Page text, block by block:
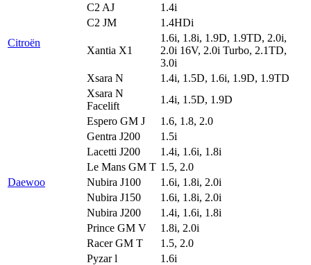
Citroën
C2 AJ
1.4i
C2 JM
1.4HDi
Xantia X1
1.6i, 1.8i, 1.9D, 1.9TD, 2.0i,
2.0i 16V, 2.0i Turbo, 2.1TD,
3.0i
Xsara N
1.4i, 1.5D, 1.6i, 1.9D, 1.9TD
Xsara N
Facelift
1.4i, 1.5D, 1.9D
Daewoo
Espero GM J
1.6, 1.8, 2.0
Gentra J200
1.5i
Lacetti J200
1.4i, 1.6i, 1.8i
Le Mans GM T 1.5, 2.0
Nubira J100
1.6i, 1.8i, 2.0i
Nubira J150
1.6i, 1.8i, 2.0i
Nubira J200
1.4i, 1.6i, 1.8i
Prince GM V
1.8i, 2.0i
Racer GM T
1.5, 2.0
Pyzar l
1.6i